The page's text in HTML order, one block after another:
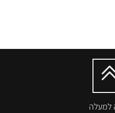
למעלה